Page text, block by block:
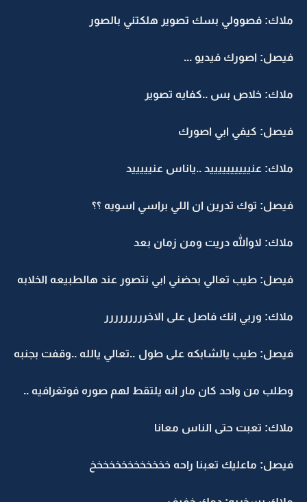
ملاك: فصوولي بسك تصوير هلكتني بالصور
فيصل: اصورك فيديو ...
ملاك: خلاص بس ..كفايه تصوير
فيصل: كيفي ابي اصورك
ملاك: عنييييييييييد ..ياناس عنيييييد
فيصل: توك تدرين ان اللي براسي اسويه ؟؟
ملاك: لاوالله دريت ومن زمان بعد
فيصل: طيب تعالي بحضني ابي نتصور عند هالطبيعه الخلابه
ملاك: وربي انك فاصل على الاخررررررررر
فيصل: طيب يالشابكه على طول ..تعالي يالله ..وقفت بجنبه
وطلب من واحد كان مار انه يلتقط لهم صوره فوتغرافيه ..
ملاك: تعبت حتى الناس معانا
فيصل: ماعليك تعبنا راحه خخخخخخخخخخخخخ